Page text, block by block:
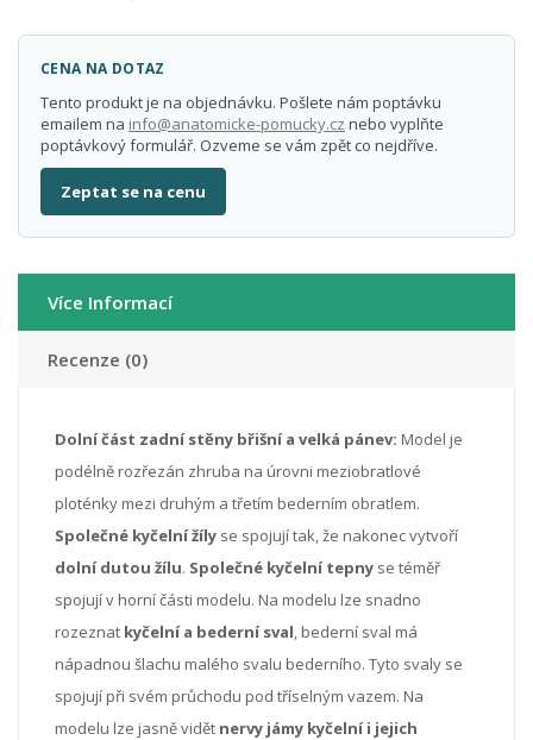
CENA NA DOTAZ
Tento produkt je na objednávku. Pošlete nám poptávku
emailem na info@anatomicke-pomucky.cz nebo vyplňte
poptávkový formulář. Ozveme se vám zpět co nejdříve.
Zeptat se na cenu
Více Informací
Recenze (0)
Dolní část zadní stěny břišní a velká pánev: Model je
podélně rozřezán zhruba na úrovni meziobratlové
ploténky mezi druhým a třetím bederním obratlem.
Společné kyčelní žíly se spojují tak, že nakonec vytvoří
dolní dutou žílu. Společné kyčelní tepny se téměř
spojují v horní části modelu. Na modelu lze snadno
rozeznat kyčelní a bederní sval, bederní sval má
nápadnou šlachu malého svalu bederního. Tyto svaly se
spojují při svém průchodu pod tříselným vazem. Na
modelu lze jasně vidět nervy jámy kyčelní i jejich